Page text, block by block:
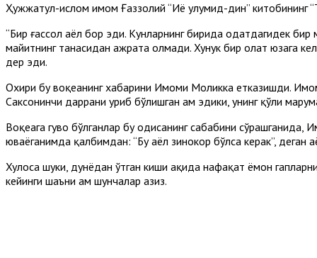
Ҳужжатул-ислом имом Ғаззолий “Иҳё улумид-дин” китобининг
“Бир ғассол аёл бор эди. Кунларнинг бирида одатдагидек бир
майитнинг танасидан ажрата олмади. Хунук бир ҳолат юзага
дер эди.
Охири бу воқеанинг хабарини Имоми Моликка етказишди.
Саксонинчи даррани уриб бўлишган ҳам эдики, унинг қўли
Воқеага гувоҳ бўлганлар бу ҳодисанинг сабабини
юваёганимда қалбимдан: “Бу аёл зинокор бўлса керак”, деган
Хулоса шуки, дунёдан ўтган киши ҳақида нафақат ёмон
кейинги шаъни ҳам шунчалар азиз.